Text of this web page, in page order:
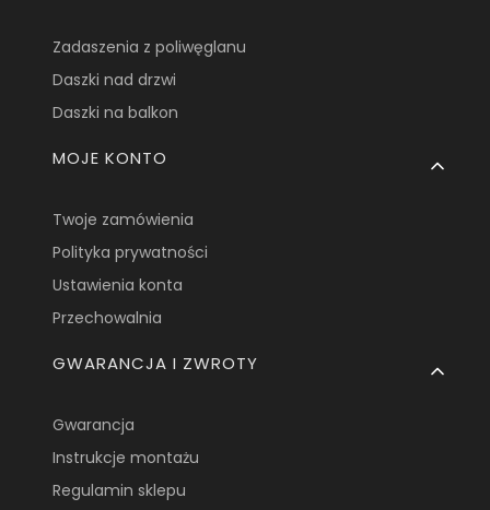
Zadaszenia z poliwęglanu
Daszki nad drzwi
Daszki na balkon
MOJE KONTO
Twoje zamówienia
Polityka prywatności
Ustawienia konta
Przechowalnia
GWARANCJA I ZWROTY
Gwarancja
Instrukcje montażu
Regulamin sklepu